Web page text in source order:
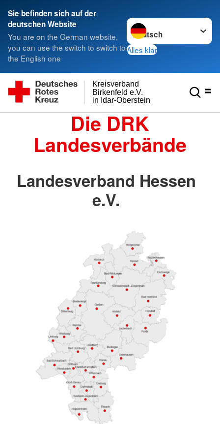
Sie befinden sich auf der
deutschen Website
You are on the German website,
you can use the switch to switch to
the English one
Sprache wechseln zu
Alles klar
in Idar-Oberstein
Birkenfeld e.V.
Kreisverband
Die DRK
Landesverbände
Landesverband Hessen
e.V.